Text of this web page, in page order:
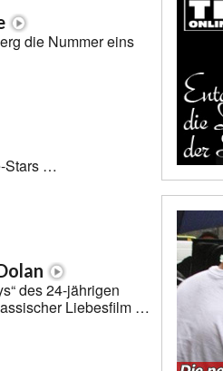
die Nummer eins
Stars …
des 24-jährigen
Liebesfilm …